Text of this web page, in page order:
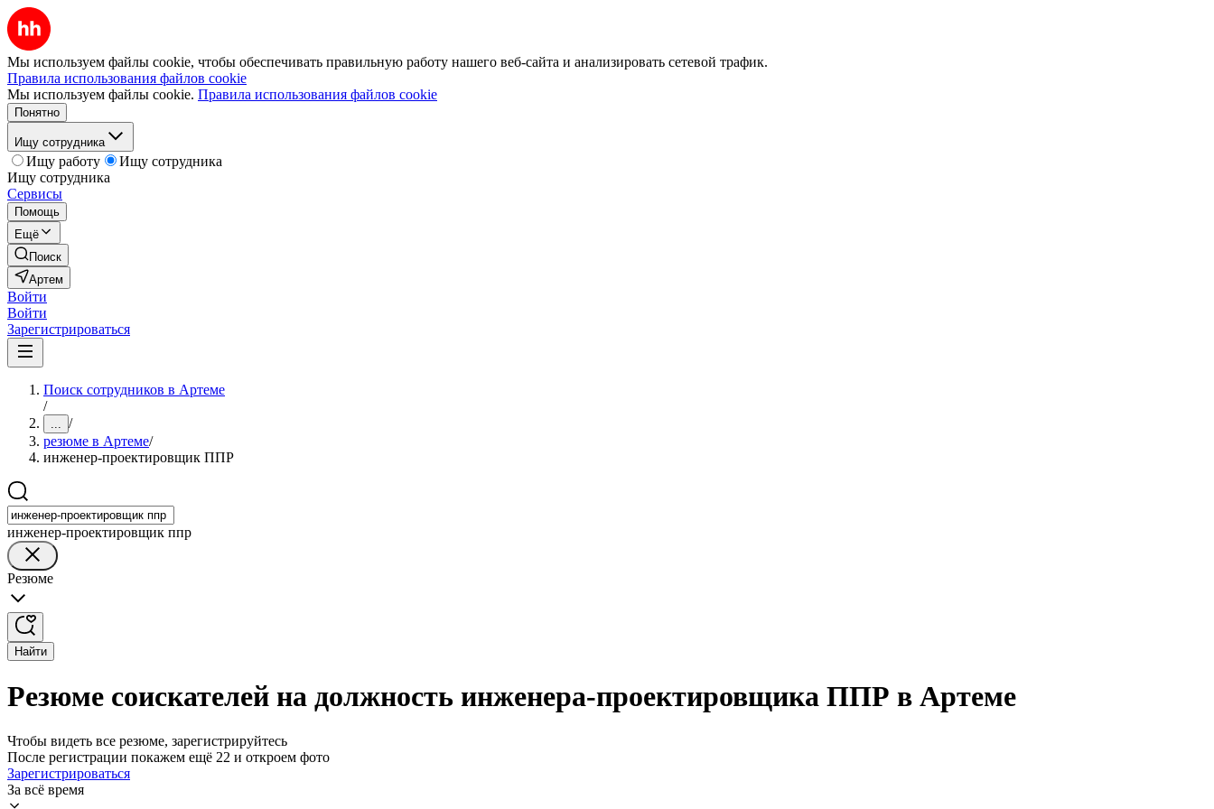
Мы используем файлы cookie, чтобы обеспечивать правильную работу нашего веб-сайта и анализировать сетевой трафик.
Правила использования файлов cookie
Мы используем файлы cookie. Правила использования файлов cookie
Понятно
Ищу сотрудника
Ищу работу
Ищу сотрудника
Ищу сотрудника
Сервисы
Помощь
Ещё
Поиск
Артем
Войти
Войти
Зарегистрироваться
Поиск сотрудников в Артеме
/
... /
резюме в Артеме/
инженер-проектировщик ППР
инженер-проектировщик ппр
Резюме
Найти
Резюме соискателей на должность инженера-проектировщика ППР в Артеме
Чтобы видеть все резюме, зарегистрируйтесь
После регистрации покажем ещё 22 и откроем фото
Зарегистрироваться
За всё время